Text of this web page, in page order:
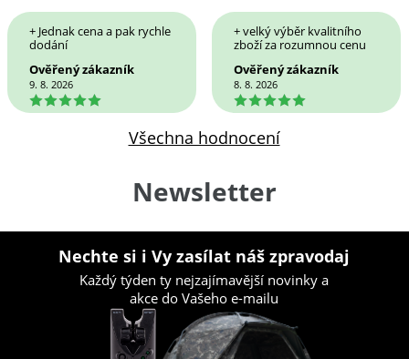
+ Jednak cena a pak rychle
dodání
Ověřený zákazník
9. 8. 2026
5
+ velký výběr kvalitního
zboží za rozumnou cenu
Ověřený zákazník
8. 8. 2026
5
Všechna hodnocení
Newsletter
Nechte si i Vy zasílat náš zpravodaj
Každý týden ty nejzajímavější novinky a
akce do Vašeho e-mailu